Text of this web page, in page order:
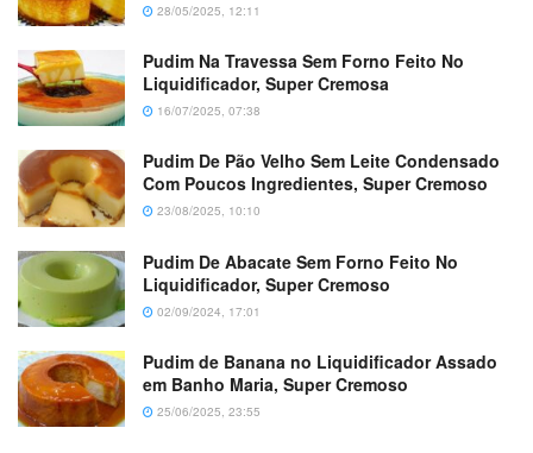
28/05/2025, 12:11
Pudim Na Travessa Sem Forno Feito No
Liquidificador, Super Cremosa
16/07/2025, 07:38
Pudim De Pão Velho Sem Leite Condensado
Com Poucos Ingredientes, Super Cremoso
23/08/2025, 10:10
Pudim De Abacate Sem Forno Feito No
Liquidificador, Super Cremoso
02/09/2024, 17:01
Pudim de Banana no Liquidificador Assado
em Banho Maria, Super Cremoso
25/06/2025, 23:55